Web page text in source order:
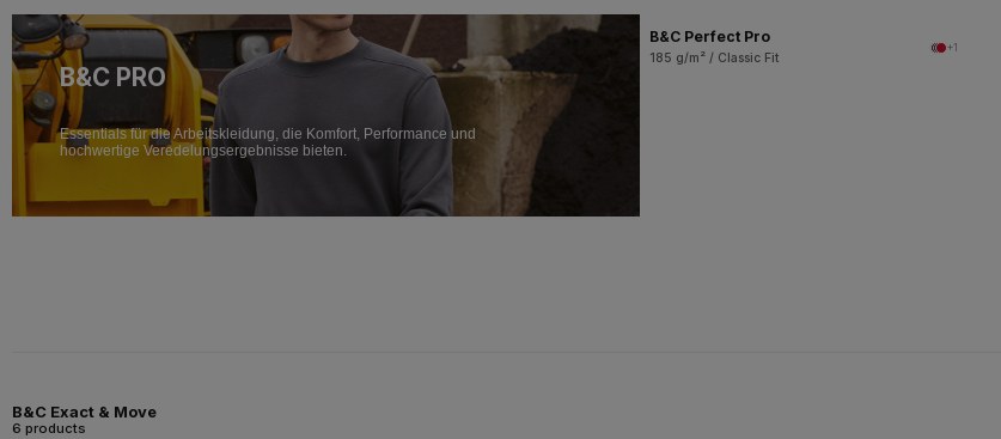
B&C PRO
Essentials für die Arbeitskleidung, die Komfort, Performance und
hochwertige Veredelungsergebnisse bieten.
B&C Perfect Pro
185 g/m² / Classic Fit
+1
B&C Exact & Move
6 products